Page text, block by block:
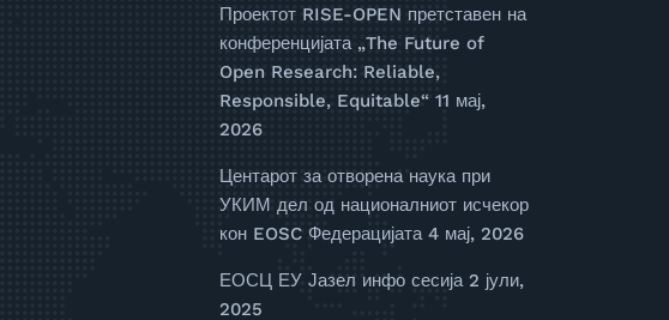
Проектот RISE-OPEN претставен на
конференцијата „The Future of
Open Research: Reliable,
Responsible, Equitable“ 11 мај,
2026
Центарот за отворена наука при
УКИМ дел од националниот исчекор
кон EOSC Федерацијата 4 мај, 2026
ЕОСЦ ЕУ Јазел инфо сесија 2 јули,
2025